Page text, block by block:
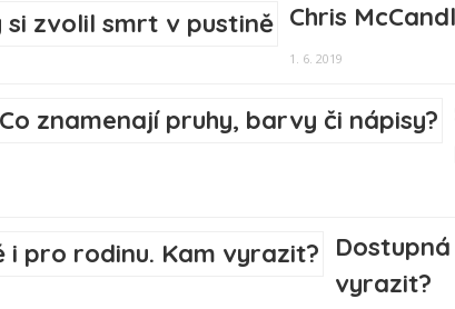
Chris
1. 6. 2019
vyrazit?